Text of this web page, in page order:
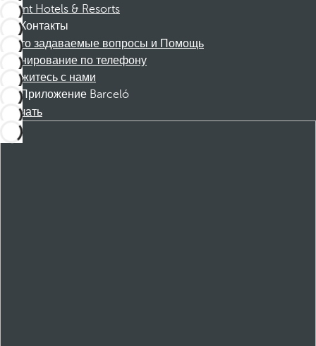
Dorint Hotels & Resorts
Контакты
Часто задаваемые вопросы и Помощь
Бронирование по телефону
Свяжитесь с нами
Приложение Barceló
Скачать